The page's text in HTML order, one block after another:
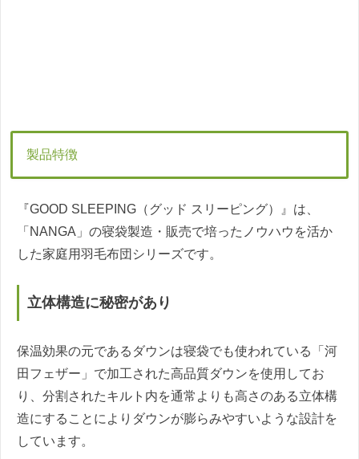
製品特徴
『GOOD SLEEPING（グッド スリーピング）』は、
「NANGA」の寝袋製造・販売で培ったノウハウを活か
した家庭用羽毛布団シリーズです。
立体構造に秘密があり
保温効果の元であるダウンは寝袋でも使われている「河
田フェザー」で加工された高品質ダウンを使用してお
り、分割されたキルト内を通常よりも高さのある立体構
造にすることによりダウンが膨らみやすいような設計を
しています。